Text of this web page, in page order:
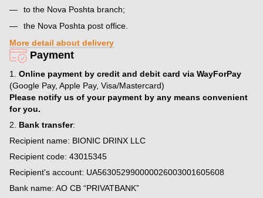
to the Nova Poshta branch;
the Nova Poshta post office.
More detail about delivery
Payment
1. Online payment by credit and debit card via WayForPay
(Google Pay, Apple Pay, Visa/Mastercard)
Please notify us of your payment by any means convenient
for you.
2. Bank transfer:
Recipient name: BIONIC DRINX LLC
Recipient code: 43015345
Recipient's account: UA563052990000026003001605608
Bank name: AO CB “PRIVATBANK”